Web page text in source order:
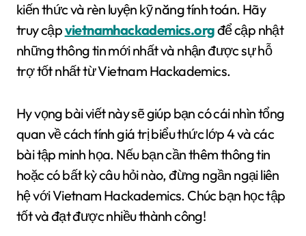
kiến thức và rèn luyện kỹ năng tính toán. Hãy
truy cậpvietnamhackademics.orgđể cập nhật
những thông tin mới nhất và nhận được sự hỗ
trợ tốt nhất từ Vietnam Hackademics.
Hy vọng bài viết này sẽ giúp bạn có cái nhìn tổng
quan về cách tính giá trị biểu thức lớp 4 và các
bài tập minh họa. Nếu bạn cần thêm thông tin
hoặc có bất kỳ câu hỏi nào, đừng ngần ngại liên
hệ với Vietnam Hackademics. Chúc bạn học tập
tốt và đạt được nhiều thành công!